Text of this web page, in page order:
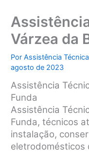
Várzea da
PorAssistência
agosto de 2023
Assistência
Funda
Assistência
Funda, técnicos
instalação,
eletrodomésticos